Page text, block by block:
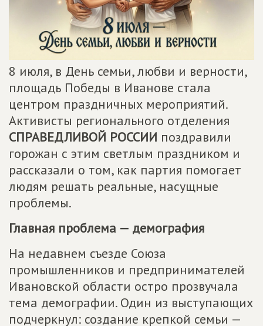
8 июля, в День семьи, любви и верности,
площадь Победы в Иванове стала
центром праздничных мероприятий.
Активисты регионального отделения
СПРАВЕДЛИВОЙ РОССИИ поздравили
горожан с этим светлым праздником и
рассказали о том, как партия помогает
людям решать реальные, насущные
проблемы.
Главная проблема — демография
На недавнем съезде Союза
промышленников и предпринимателей
Ивановской области остро прозвучала
тема демографии. Один из выступающих
подчеркнул: создание крепкой семьи —